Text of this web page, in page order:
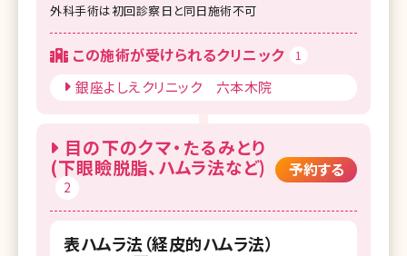
外科手術は初回診察日と同日施術不可
この施術が受けられるクリニック 1
銀座よしえクリニック 六本木院
目の下のクマ・たるみとり
(下眼瞼脱脂、ハムラ法など)
2
予約する
表ハムラ法（経皮的ハムラ法）